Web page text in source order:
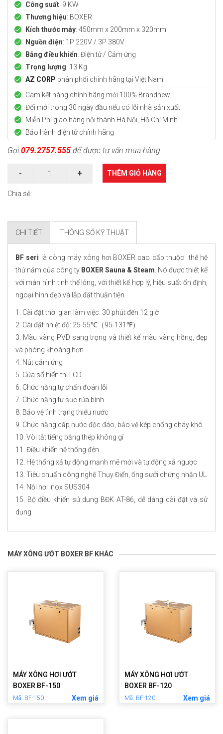
Công suất: 9 KW
Thương hiệu: BOXER
Kích thước máy: 450mm x 200mm x 320mm
Nguồn điện: 1P 220V / 3P 380V
Bảng điều khiển: Điện tử / Cảm ứng
Trọng lượng: 13 Kg
AZ CORP phân phối chính hãng tại Việt Nam
Cam kết hàng chính hãng mới 100% Brandnew
Đổi mới trong 30 ngày đầu nếu có lỗi nhà sản xuất
Miễn Phí giao hàng nội thành Hà Nội, Hồ Chí Minh
Bảo hành điện tử chính hãng
Gọi079.2757.555 để được tư vấn mua hàng
THÊM GIỎ HÀNG
Chia sẻ:
CHI TIẾT THÔNG SỐ KỸ THUẬT
BF seri là dòng máy xông hơi BOXER cao cấp thuộc thế hệ
thứ năm của công ty BOXER Sauna & Steam . Nó được thiết kế
với màn hình tinh thể lỏng, với thiết kế hợp lý, hiệu suất ổn định,
ngoại hình đẹp và lắp đặt thuận tiện.
1. Cài đặt thời gian làm việc: 30 phút đến 12 giờ
2. Cài đặt nhiệt độ: 25-55℃（95-131℉）
3. Màu vàng PVD sang trọng và thiết kế màu vàng hồng, đẹp
và phóng khoáng hơn
4. Nút cảm ứng
5. Cửa sổ hiển thị LCD
6. Chức năng tự chẩn đoán lỗi
7. Chức năng tự sục rửa bình
8. Bảo vệ tình trạng thiếu nước
9. Chức năng cấp nước độc đáo, bảo vệ kép chống cháy khô
10. Vòi tắt tiếng bằng thép không gỉ
11. Điều khiển hệ thống đèn
12. Hệ thống xả tự động mạnh mẽ mới và tự động xả ngược
13. Tiêu chuẩn công nghệ Thụy Điển, ống sưởi chứng nhận UL
14. Nồi hơi inox SUS304
15. Bộ điều khiển sử dụng BĐK AT-86, dễ dàng cài đặt và sử
dụng
MÁY XÔNG ƯỚT BOXER BF KHÁC
MÁY XÔNG HƠI ƯỚT
BOXER BF-150
Mã: BF-150 Xem giá
MÁY XÔNG HƠI ƯỚT
BOXER BF-120
Mã: BF-120 Xem giá